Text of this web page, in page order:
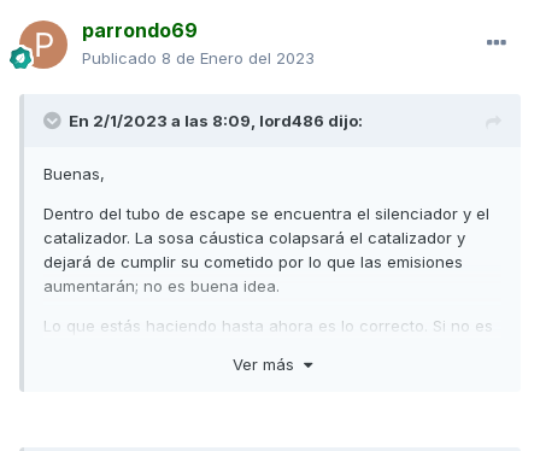
parrondo69
Publicado 8 de Enero del 2023
En 2/1/2023 a las 8:09, lord486 dijo:
Buenas,
Dentro del tubo de escape se encuentra el silenciador y el
catalizador. La sosa cáustica colapsará el catalizador y
dejará de cumplir su cometido por lo que las emisiones
aumentarán; no es buena idea.
Lo que estás haciendo hasta ahora es lo correcto. Si no es
si está correctamente ajustada.
Ver más